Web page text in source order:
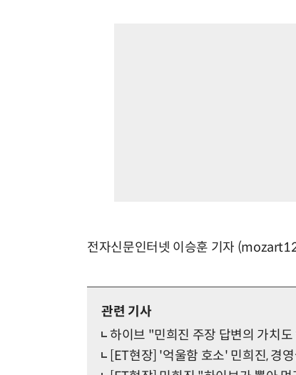
전자신문인터넷 이승훈 기자
관련 기사
하이브 "민희진 주장 답변의 가치
[ET현장] '억울함 호소' 민희진, 경